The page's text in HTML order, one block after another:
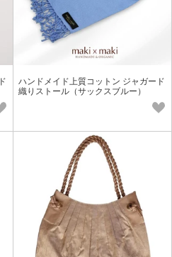
ハンドメイド上質コットン ジャガード
織りストール（サックスブルー）